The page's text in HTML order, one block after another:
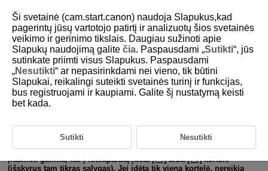
D180-199
Įrašymui / peržiūrai skirtų kortelių
pasirinkimas
Įrašymo / peržiūros pasirinkimas, kai įdėtos dvi kortelės
Įrašinėti galima, kai į fotoaparatą įdėta [ ] arba [
] kortelė
(išskyrus tam tikras sąlygas). Jei įdėta tik viena kortelė, nereikia
Ši svetainė (cam.start.canon) naudoja Slapukus,kad
pagerintų jūsų vartotojo patirtį ir analizuotų šios svetainės
veikimo ir gerinimo tikslais. Daugiau sužinoti apie
Slapukų naudojimą galite čia. Paspausdami „Sutikti“, jūs
sutinkate priimti visus Slapukus. Paspausdami
„Nesutikti“ ar nepasirinkdami nei vieno, tik būtini
Slapukai, reikalingi suteikti svetainės turinį ir funkcijas,
bus registruojami ir kaupiami. Galite šį nustatymą keisti
bet kada.
Sutikti Nesutikti